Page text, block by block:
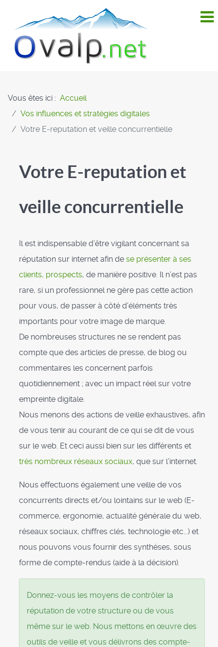
Vous êtes ici : Accueil
Vos influences et stratégies digitales
Votre E-reputation et veille concurrentielle
Votre E-reputation et
veille concurrentielle
Il est indispensable d’être vigilant concernant sa
réputation sur internet afin de se présenter à ses
clients, prospects, de manière positive. Il n’est pas
rare, si un professionnel ne gère pas cette action
pour vous, de passer à côté d’éléments très
importants pour votre image de marque.
De nombreuses structures ne se rendent pas
compte que des articles de presse, de blog ou
commentaires les concernent parfois
quotidiennement ; avec un impact réel sur votre
empreinte digitale.
Nous menons des actions de veille exhaustives, afin
de vous tenir au courant de ce qui se dit de vous
sur le web. Et ceci aussi bien sur les différents et
très nombreux réseaux sociaux, que sur l’internet.
Nous effectuons également une veille de vos
concurrents directs et/ou lointains sur le web (E-
commerce, ergonomie, actualité générale du web,
réseaux sociaux, chiffres clés, technologie etc...) et
nous pouvons vous fournir des synthèses, sous
forme de compte-rendus (aide à la décision).
Donnez-vous les moyens de contrôler la
réputation de votre structure ou de vous
même sur le web. Nous mettons en œuvre des
outils de veille et vous délivrons des compte-